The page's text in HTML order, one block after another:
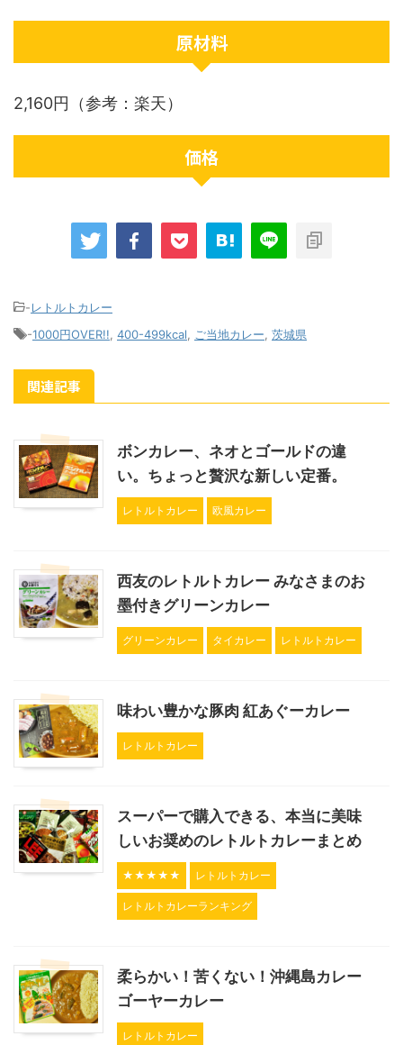
原材料
2,160円（参考：楽天）
価格
-レトルトカレー
-1000円OVER!!, 400-499kcal, ご当地カレー, 茨城県
関連記事
ボンカレー、ネオとゴールドの違
い。ちょっと贅沢な新しい定番。
レトルトカレー 欧風カレー
西友のレトルトカレー みなさまのお
墨付きグリーンカレー
グリーンカレー タイカレー レトルトカレー
味わい豊かな豚肉 紅あぐーカレー
レトルトカレー
スーパーで購入できる、本当に美味
しいお奨めのレトルトカレーまとめ
★★★★★ レトルトカレー
レトルトカレーランキング
柔らかい！苦くない！沖縄島カレー
ゴーヤーカレー
レトルトカレー